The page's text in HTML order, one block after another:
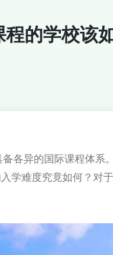
的学校该
各异的国际课程体系
学难度究竟如何？对